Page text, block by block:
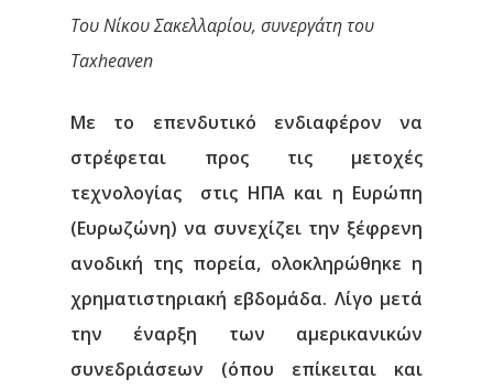
Του Νίκου Σακελλαρίου, συνεργάτη του
Taxheaven
Με το επενδυτικό ενδιαφέρον να
στρέφεται προς τις μετοχές
τεχνολογίας στις ΗΠΑ και η Ευρώπη
(Ευρωζώνη) να συνεχίζει την ξέφρενη
ανοδική της πορεία, ολοκληρώθηκε η
χρηματιστηριακή εβδομάδα. Λίγο μετά
την έναρξη των αμερικανικών
συνεδριάσεων (όπου επίκειται και